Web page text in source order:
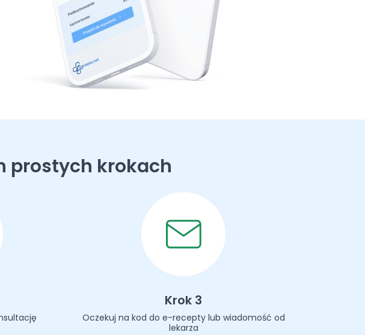
prostych krokach
Krok 3
Oczekuj na kod do e-recepty lub wiadomość od
lekarza